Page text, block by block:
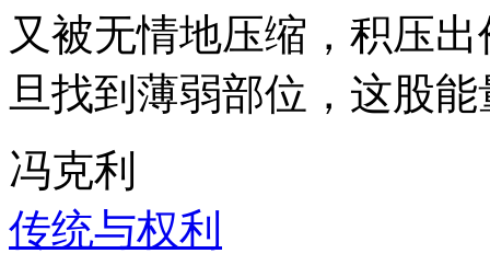
又被无情地压缩，积压
旦找到薄弱部位，这股
冯克利
传统与权利